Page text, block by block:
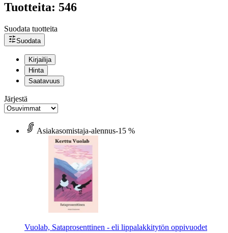
Tuotteita: 546
Suodata tuotteita
Suodata
Kirjailija
Hinta
Saatavuus
Järjestä
Asiakasomistaja-alennus-15 %
Vuolab, Sataprosenttinen - eli lippalakkitytön oppivuodet